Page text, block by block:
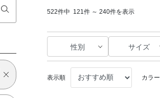
522件中 121件 ～ 240件を表示
性別 サイズ
表示順 カラー